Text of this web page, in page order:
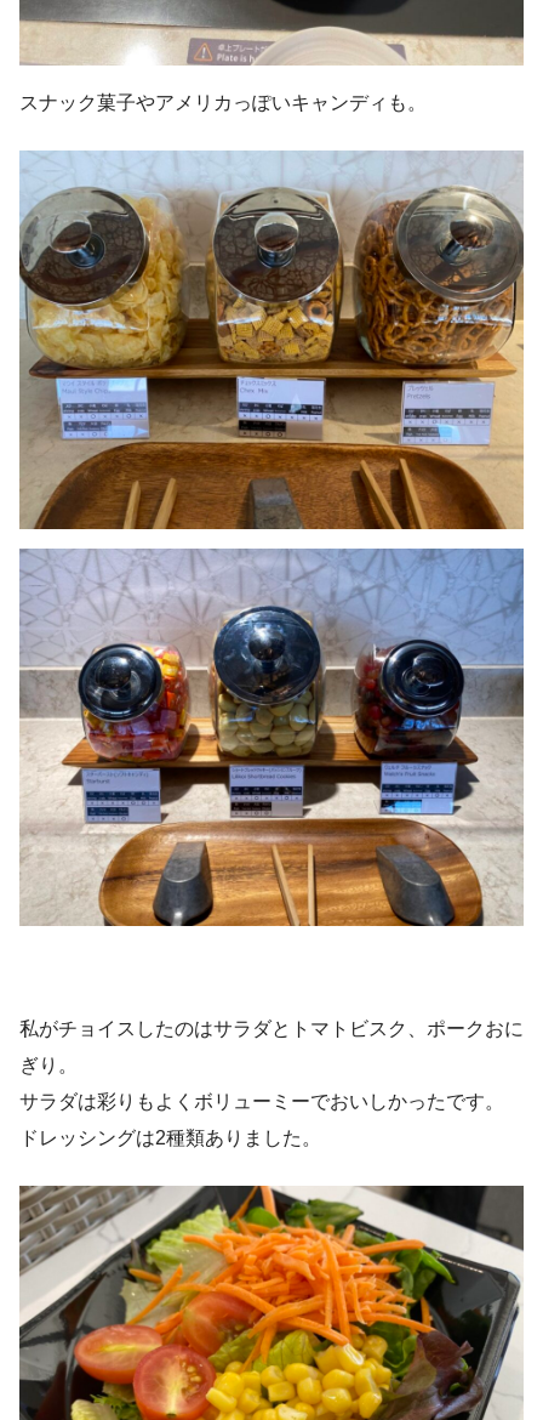
スナック菓子やアメリカっぽいキャンディも。
私がチョイスしたのはサラダとトマトビスク、ポークおに
ぎり。
サラダは彩りもよくボリューミーでおいしかったです。
ドレッシングは2種類ありました。